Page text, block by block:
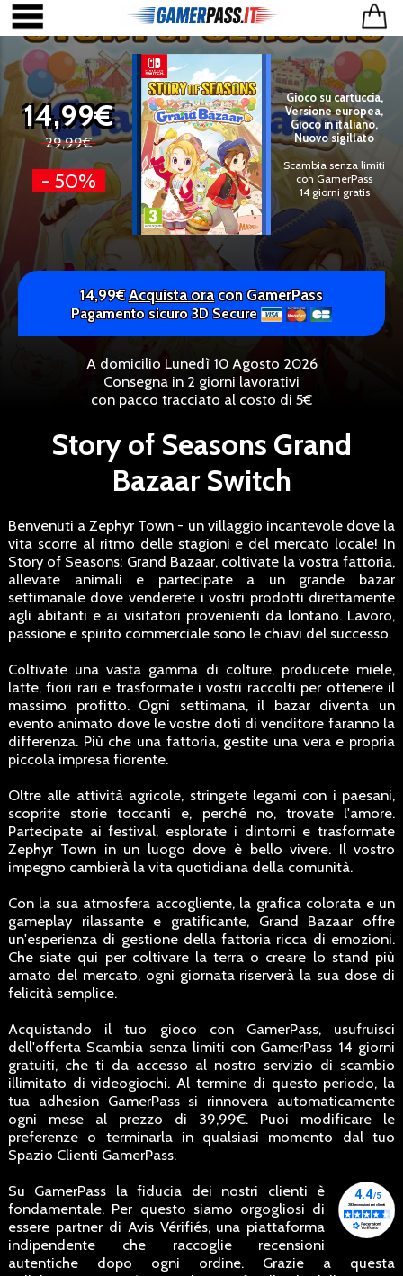
14,99€
29,99€
- 50%
Gioco su cartuccia,
Versione europea,
Gioco in italiano,
Nuovo sigillato
Scambia senza limiti
con GamerPass
14 giorni gratis
14,99€Acquista oracon GamerPass
Pagamento sicuro 3D Secure
A domicilio Lunedì 10 Agosto 2026
Consegna in 2 giorni lavorativi
con pacco tracciato al costo di 5€
Story of Seasons Grand
Bazaar Switch
Benvenuti a Zephyr Town - un villaggio incantevole dove la
vita scorre al ritmo delle stagioni e del mercato locale! In
Story of Seasons: Grand Bazaar, coltivate la vostra fattoria,
allevate animali e partecipate a un grande bazar
settimanale dove venderete i vostri prodotti direttamente
agli abitanti e ai visitatori provenienti da lontano. Lavoro,
passione e spirito commerciale sono le chiavi del successo.
Coltivate una vasta gamma di colture, producete miele,
latte, fiori rari e trasformate i vostri raccolti per ottenere il
massimo profitto. Ogni settimana, il bazar diventa un
evento animato dove le vostre doti di venditore faranno la
differenza. Più che una fattoria, gestite una vera e propria
piccola impresa fiorente.
Oltre alle attività agricole, stringete legami con i paesani,
scoprite storie toccanti e, perché no, trovate l'amore.
Partecipate ai festival, esplorate i dintorni e trasformate
Zephyr Town in un luogo dove è bello vivere. Il vostro
impegno cambierà la vita quotidiana della comunità.
Con la sua atmosfera accogliente, la grafica colorata e un
gameplay rilassante e gratificante, Grand Bazaar offre
un'esperienza di gestione della fattoria ricca di emozioni.
Che siate qui per coltivare la terra o creare lo stand più
amato del mercato, ogni giornata riserverà la sua dose di
felicità semplice.
Acquistando il tuo gioco con GamerPass, usufruisci
dell'offerta Scambia senza limiti con GamerPass 14 giorni
gratuiti, che ti da accesso al nostro servizio di scambio
illimitato di videogiochi. Al termine di questo periodo, la
tua adhesion GamerPass si rinnovera automaticamente
ogni mese al prezzo di 39,99€. Puoi modificare le
preferenze o terminarla in qualsiasi momento dal tuo
Spazio Clienti GamerPass.
Su GamerPass la fiducia dei nostri clienti è
fondamentale. Per questo siamo orgogliosi di
essere partner di Avis Vérifiés, una piattaforma
indipendente che raccoglie recensioni
autentiche dopo ogni ordine. Grazie a questa